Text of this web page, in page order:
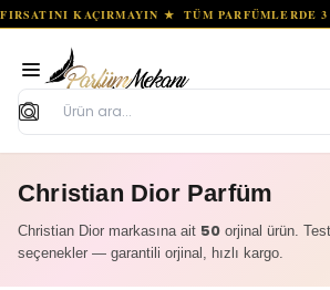
Ara
Christian Dior Parfüm
Christian Dior markasına ait 50 orjinal ürün.
seçenekler — garantili orjinal, hızlı kargo.